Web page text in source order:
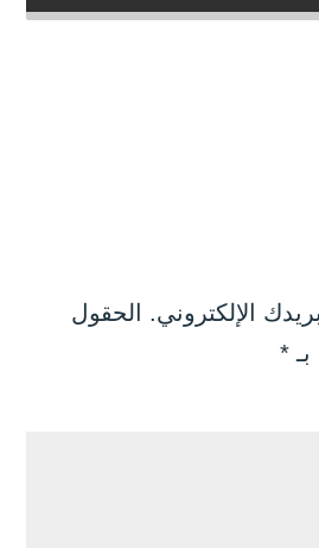
الإلكتروني. الحقول
*